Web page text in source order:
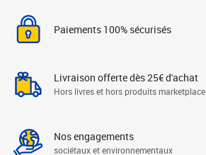
Paiements 100% sécurisés
Livraison offerte dès 25€ d'achat
Hors livres et hors produits marketplace
Nos engagements
sociétaux et environnementaux